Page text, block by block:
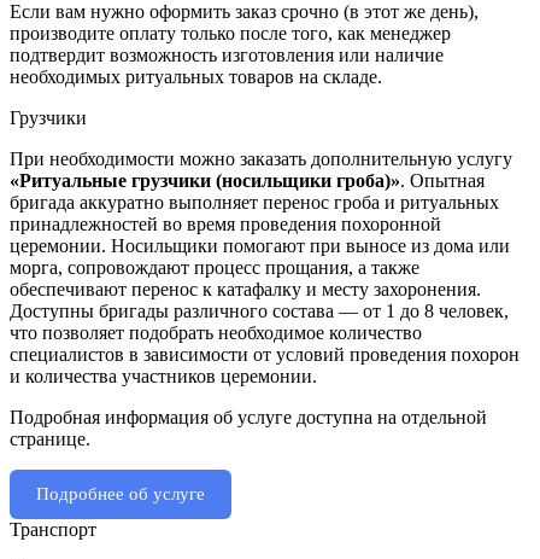
Если вам нужно оформить заказ срочно (в этот же день),
производите оплату только после того, как менеджер
подтвердит возможность изготовления или наличие
необходимых ритуальных товаров на складе.
Грузчики
При необходимости можно заказать дополнительную услугу
«Ритуальные грузчики (носильщики гроба)». Опытная
бригада аккуратно выполняет перенос гроба и ритуальных
принадлежностей во время проведения похоронной
церемонии. Носильщики помогают при выносе из дома или
морга, сопровождают процесс прощания, а также
обеспечивают перенос к катафалку и месту захоронения.
Доступны бригады различного состава — от 1 до 8 человек,
что позволяет подобрать необходимое количество
специалистов в зависимости от условий проведения похорон
и количества участников церемонии.
Подробная информация об услуге доступна на отдельной
странице.
Подробнее об услуге
Транспорт